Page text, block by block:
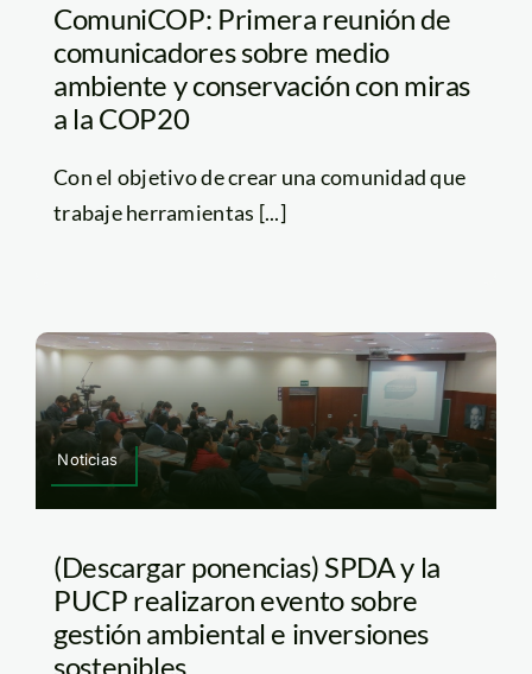
ComuniCOP: Primera reunión de
comunicadores sobre medio
ambiente y conservación con miras
a la COP20
Con el objetivo de crear una comunidad que
trabaje herramientas [...]
Noticias
(Descargar ponencias) SPDA y la
PUCP realizaron evento sobre
gestión ambiental e inversiones
sostenibles